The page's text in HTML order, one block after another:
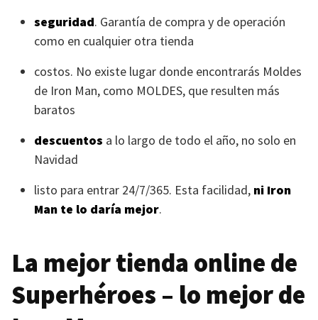
seguridad. Garantía de compra y de operación
como en cualquier otra tienda
costos. No existe lugar donde encontrarás Moldes
de Iron Man, como MOLDES, que resulten más
baratos
descuentos a lo largo de todo el año, no solo en
Navidad
listo para entrar 24/7/365. Esta facilidad, ni Iron
Man te lo daría mejor.
La mejor tienda online de
Superhéroes – lo mejor de